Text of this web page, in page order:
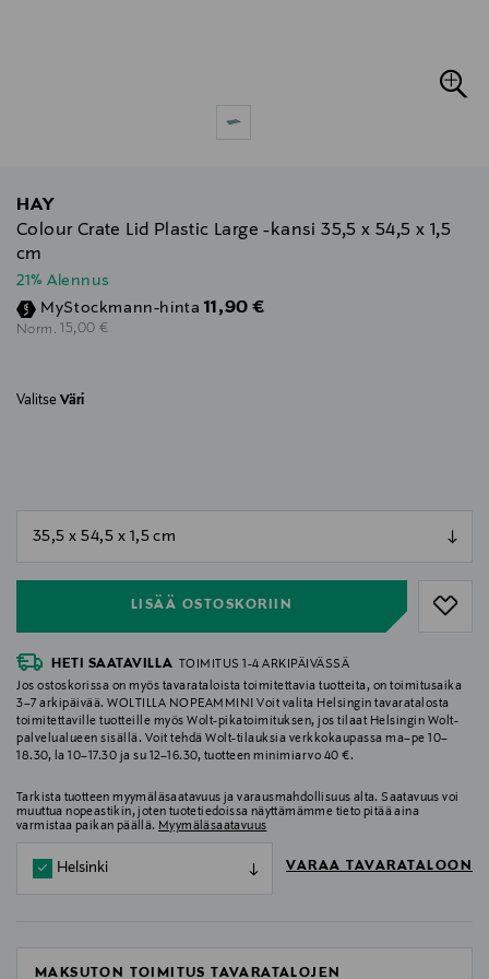
HAY
Colour Crate Lid Plastic Large -kansi 35,5 x 54,5 x 1,5
cm
21% Alennus
MyStockmann-hinta Discounted Price
11,90 €
Norm. Original Price
15,00 €
Valitse Väri
LISÄÄ OSTOSKORIIN
null
HETI SAATAVILLA TOIMITUS 1-4 ARKIPÄIVÄSSÄ
Jos ostoskorissa on myös tavarataloista toimitettavia tuotteita, on toimitusaika
3–7 arkipäivää. WOLTILLA NOPEAMMIN! Voit valita Helsingin tavaratalosta
toimitettaville tuotteille myös Wolt-pikatoimituksen, jos tilaat Helsingin Wolt-
palvelualueen sisällä. Voit tehdä Wolt-tilauksia verkkokaupassa ma–pe 10–
18.30, la 10–17.30 ja su 12–16.30, tuotteen minimiarvo 40 €.
Tarkista tuotteen myymäläsaatavuus ja varausmahdollisuus alta. Saatavuus voi
muuttua nopeastikin, joten tuotetiedoissa näyttämämme tieto pitää aina
varmistaa paikan päällä. Myymäläsaatavuus
Helsinki VARAA TAVARATALOON
MAKSUTON TOIMITUS TAVARATALOJEN